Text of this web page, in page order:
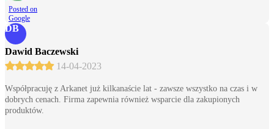
Posted on
Google
DB
Dawid Baczewski
14-04-2023
Współpracuję z Arkanet już kilkanaście lat - zawsze wszystko na czas i w
dobrych cenach. Firma zapewnia również wsparcie dla zakupionych
produktów.